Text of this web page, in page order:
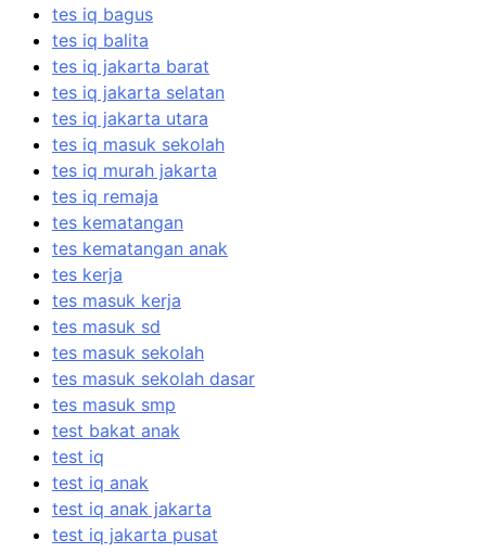
tes iq bagus
tes iq balita
tes iq jakarta barat
tes iq jakarta selatan
tes iq jakarta utara
tes iq masuk sekolah
tes iq murah jakarta
tes iq remaja
tes kematangan
tes kematangan anak
tes kerja
tes masuk kerja
tes masuk sd
tes masuk sekolah
tes masuk sekolah dasar
tes masuk smp
test bakat anak
test iq
test iq anak
test iq anak jakarta
test iq jakarta pusat